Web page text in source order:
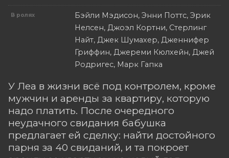
В ролях
Бэйли Мэдисон, Энни Поттс, Эрик
Нелсен, Джоэл Кортни, Стерлинг
Найт, Джек Шумахер, Дженнифер
Гриффин, Джереми Кюлхейн, Джей
Родригес, Марк Гапка
У Леа в жизни всё под контролем, кроме
мужчин и аренды за квартиру, которую
надо платить. После очередного
неудачного свидания бабушка
предлагает ей сделку: найти достойного
парня за 40 свиданий, и та покроет